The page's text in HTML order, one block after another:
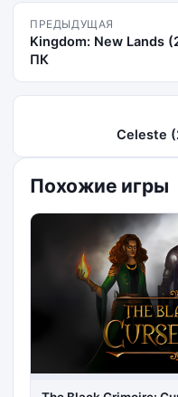
ПРЕДЫДУЩАЯ
Kingdom: New Lands
ПК
Celeste
Похожие игры